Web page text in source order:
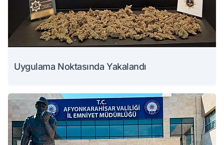
Uygulama Noktasında Yakalandı